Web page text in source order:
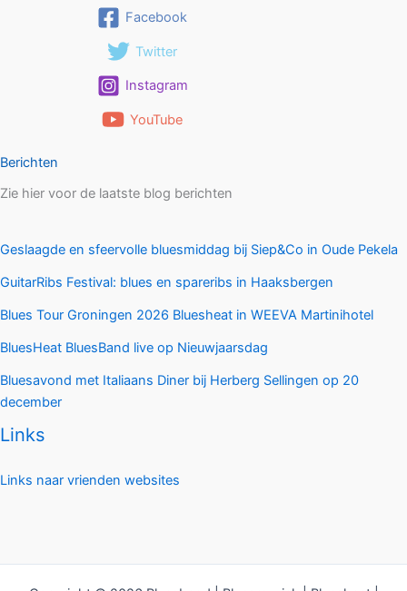
Facebook
Twitter
Instagram
YouTube
Berichten
Zie hier voor de laatste blog berichten
Geslaagde en sfeervolle bluesmiddag bij Siep&Co in Oude Pekela
GuitarRibs Festival: blues en spareribs in Haaksbergen
Blues Tour Groningen 2026 Bluesheat in WEEVA Martinihotel
BluesHeat BluesBand live op Nieuwjaarsdag
Bluesavond met Italiaans Diner bij Herberg Sellingen op 20
december
Links
Links naar vrienden websites